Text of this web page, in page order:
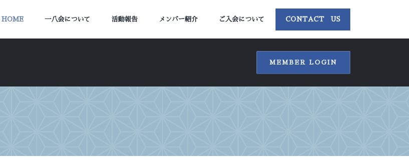
HOME 一八会について 活動報告 メンバー紹介 ご入会について CONTACT US
MEMBER LOGIN